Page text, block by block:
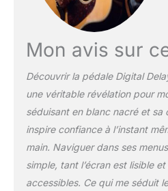
en
choix
Les
:
Wet
Mon avis sur
Découvrir la pédale Digital
une véritable révélation pour
séduisant en blanc nacré et sa
inspire confiance à l’instant
main. Naviguer dans ses
simple, tant l’écran est lisible
accessibles. Ce qui me séduit